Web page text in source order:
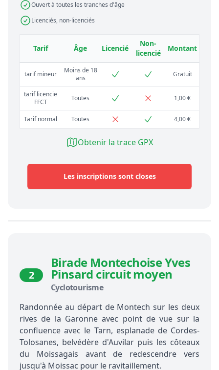
Ouvert à toutes les tranches d'âge
Licenciés, non-licenciés
Tarif Âge Licencié
Non-
licencié
Montant
tarif mineur
Moins de 18
ans
Gratuit
tarif licencie
FFCT
Toutes 1,00 €
Tarif normal Toutes 4,00 €
Obtenir la trace GPX
Les inscriptions sont closes
2
Birade Montechoise Yves
Pinsard circuit moyen
Cyclotourisme
Randonnée au départ de Montech sur les deux
rives de la Garonne avec point de vue sur la
confluence avec le Tarn, esplanade de Cordes-
Tolosanes, belvédère d'Auvilar puis les côteaux
du Moissagais avant de redescendre vers
jusqu'à Moissac pour le ravitaillement.